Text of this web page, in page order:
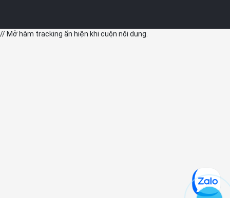
// Mở hàm tracking ẩn hiện khi cuộn nội dung.